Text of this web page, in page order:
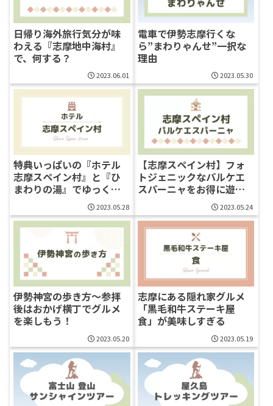
日帰り海外旅行気分が味
わえる『志摩地中海村』
で、何する？
2023.06.01
電車で伊勢志摩行くな
ら”まわりゃんせ”一択な
理由
2023.05.30
特典いっぱいの『ホテル
志摩スペイン村』と『ひ
まわりの湯』でゆっくり
2023.05.28
【志摩スペイン村】フォ
トジェニックなパルケエ
スパーニャをお得に遊び
2023.05.24
伊勢神宮の歩き方〜参拝
後はおかげ横丁でグルメ
を楽しもう！
2023.05.20
志摩にある隠れ家グルメ
「黒毛和牛ステーキ屋
食」が美味しすぎる
2023.05.19